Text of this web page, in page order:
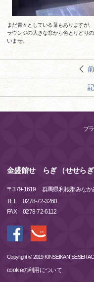
まだ青々としている葉もありますが
ラウンジの大きな窓から色とりどり
いませ。
プ
金盛館せゝらぎ （せせらぎ
〒379-1619
群馬県利根郡みなか
TEL
0278-72-3260
FAX
0278-72-6112
Copyright © 2019 KINSEIKAN-
cookieの利用について